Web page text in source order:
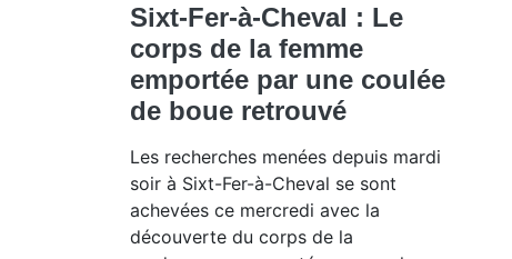
Sixt-Fer-à-Cheval : Le
corps de la femme
emportée par une coulée
de boue retrouvé
Les recherches menées depuis mardi
soir à Sixt-Fer-à-Cheval se sont
achevées ce mercredi avec la
découverte du corps de la